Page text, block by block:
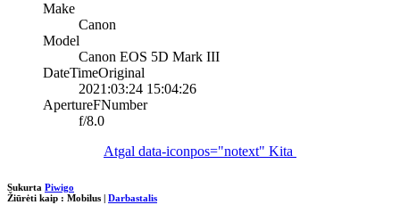
Make
Canon
Model
Canon EOS 5D Mark III
DateTimeOriginal
2021:03:24 15:04:26
ApertureFNumber
f/8.0
Atgal data-iconpos="notext" Kita
Sukurta Piwigo
Žiūrėti kaip : Mobilus | Darbastalis